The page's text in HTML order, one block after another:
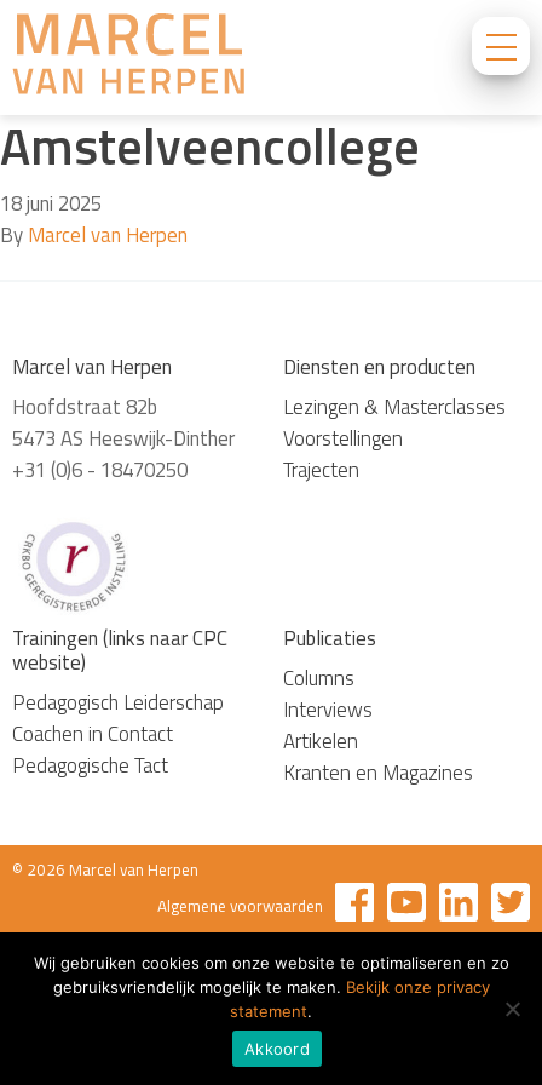
Amstelveencollege
18 juni 2025
ByMarcel van Herpen
Marcel van Herpen
Hoofdstraat 82b
5473 AS Heeswijk-Dinther
+31 (0)6 - 18470250
Diensten en producten
Lezingen & Masterclasses
Voorstellingen
Trajecten
Trainingen (links naar CPC
website)
Pedagogisch Leiderschap
Coachen in Contact
Pedagogische Tact
Publicaties
Columns
Interviews
Artikelen
Kranten en Magazines
© 2026 Marcel van Herpen
Algemene voorwaarden
Wij gebruiken cookies om onze website te optimaliseren en zo
gebruiksvriendelijk mogelijk te maken. Bekijk onze privacy
statement.
Akkoord